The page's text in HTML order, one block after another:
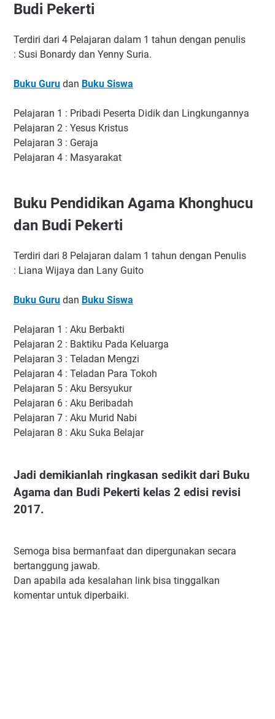
Budi Pekerti
Terdiri dari 4 Pelajaran dalam 1 tahun dengan penulis
: Susi Bonardy dan Yenny Suria.
Buku Guru dan Buku Siswa
Pelajaran 1 : Pribadi Peserta Didik dan Lingkungannya
Pelajaran 2 : Yesus Kristus
Pelajaran 3 : Geraja
Pelajaran 4 : Masyarakat
Buku Pendidikan Agama Khonghucu
dan Budi Pekerti
Terdiri dari 8 Pelajaran dalam 1 tahun dengan Penulis
: Liana Wijaya dan Lany Guito
Buku Guru dan Buku Siswa
Pelajaran 1 : Aku Berbakti
Pelajaran 2 : Baktiku Pada Keluarga
Pelajaran 3 : Teladan Mengzi
Pelajaran 4 : Teladan Para Tokoh
Pelajaran 5 : Aku Bersyukur
Pelajaran 6 : Aku Beribadah
Pelajaran 7 : Aku Murid Nabi
Pelajaran 8 : Aku Suka Belajar
Jadi demikianlah ringkasan sedikit dari Buku
Agama dan Budi Pekerti kelas 2 edisi revisi
2017.
Semoga bisa bermanfaat dan dipergunakan secara
bertanggung jawab.
Dan apabila ada kesalahan link bisa tinggalkan
komentar untuk diperbaiki.